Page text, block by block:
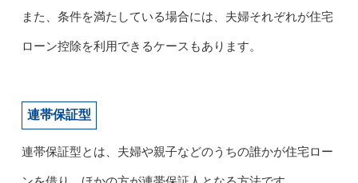
また、条件を満たしている場合には、夫婦それぞれが住宅
ローン控除を利用できるケースもあります。
連帯保証型
連帯保証型とは、夫婦や親子などのうちの誰かが住宅ロー